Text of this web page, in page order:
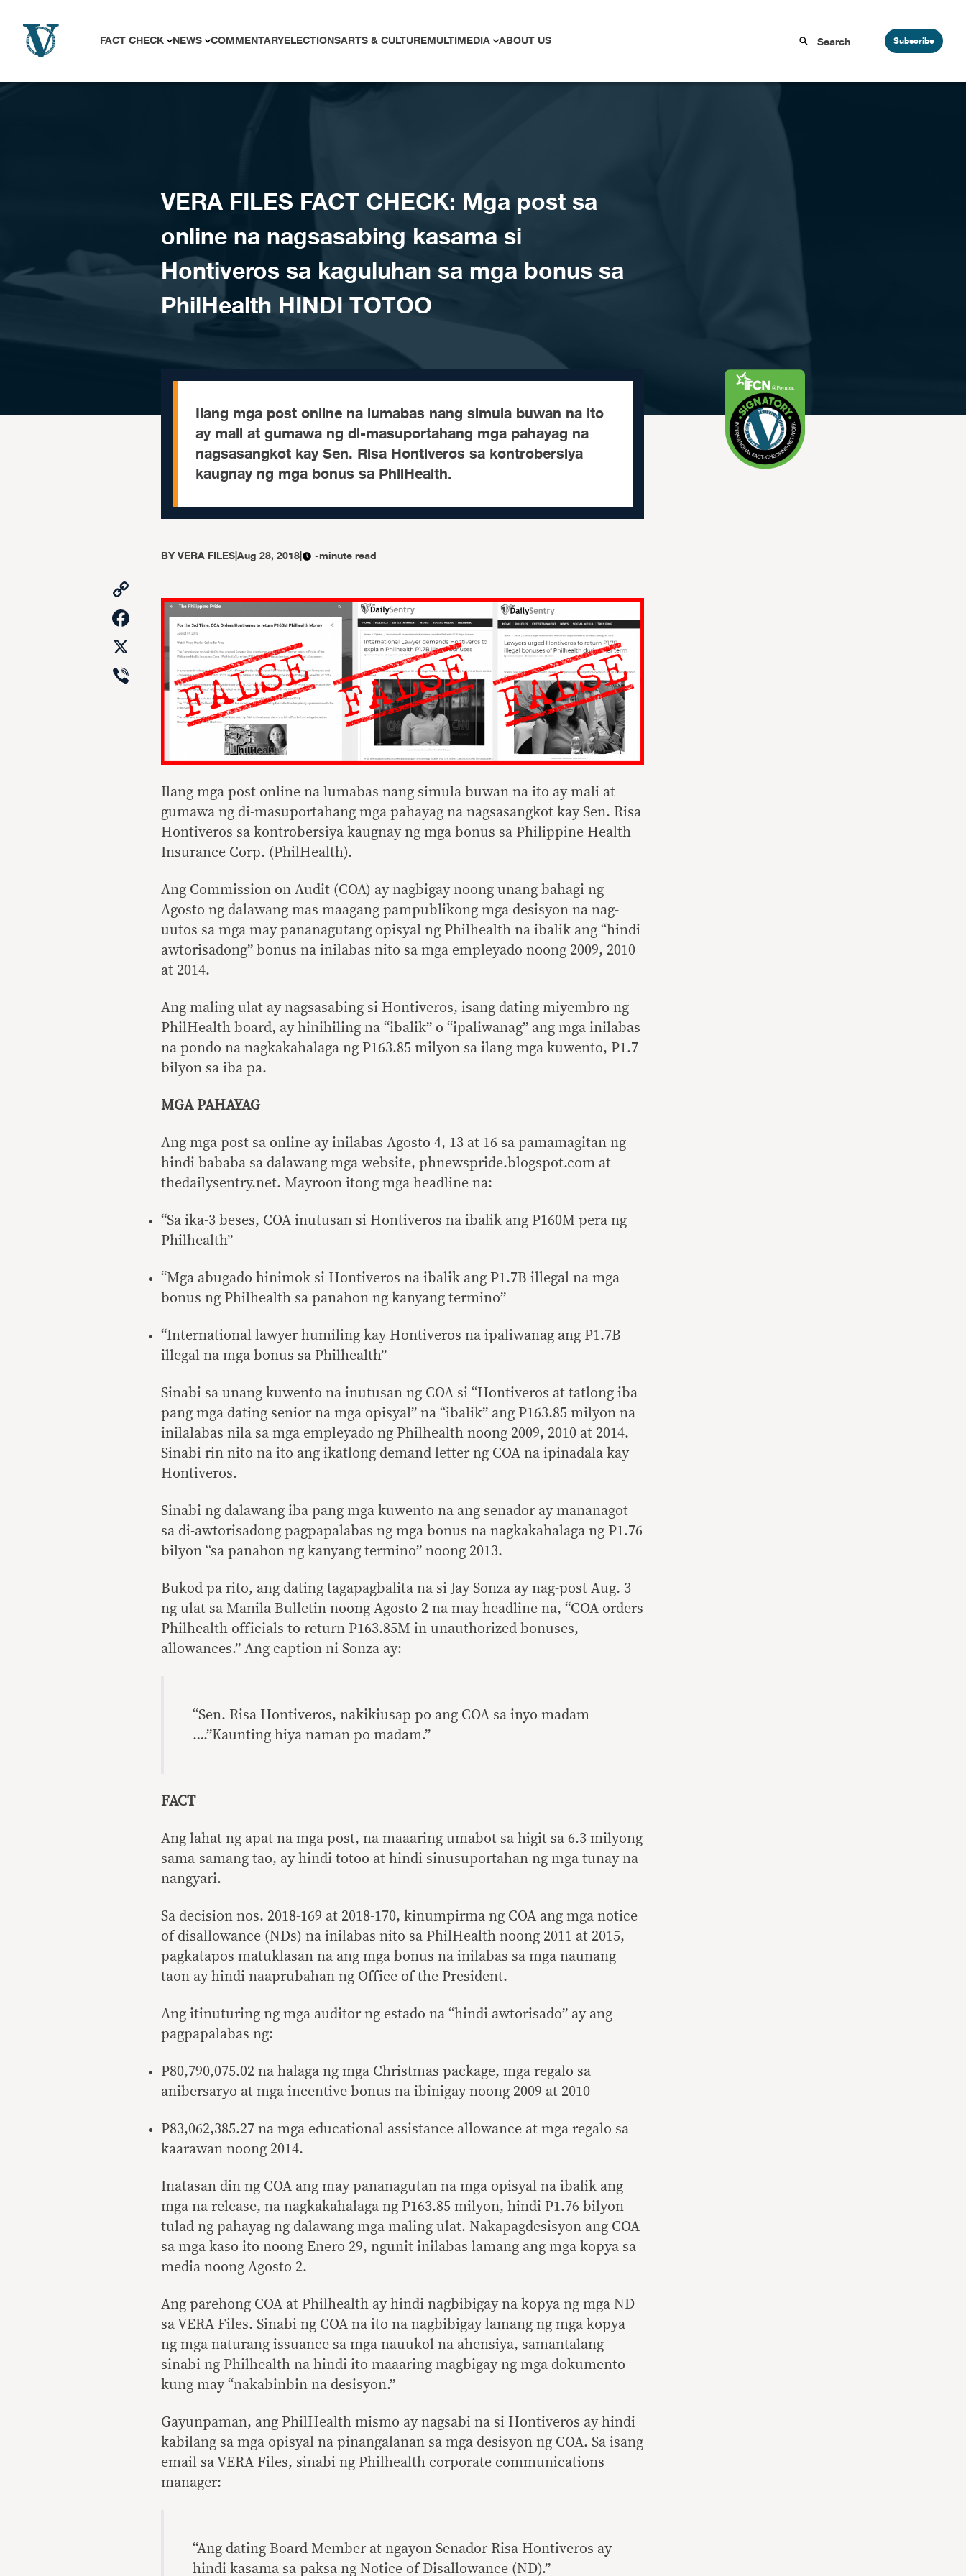
FACT CHECK NEWS COMMENTARYELECTIONSARTS & CULTUREMULTIMEDIA ABOUT US Subscribe
VERA FILES FACT CHECK: Mga post sa
online na nagsasabing kasama si
Hontiveros sa kaguluhan sa mga bonus sa
PhilHealth HINDI TOTOO
Ilang mga post online na lumabas nang simula buwan na ito
ay mali at gumawa ng di-masuportahang mga pahayag na
nagsasangkot kay Sen. Risa Hontiveros sa kontrobersiya
kaugnay ng mga bonus sa PhilHealth.
BYVERA FILES|Aug 28, 2018| -minute read
Link
Facebook
Viber
Ilang mga post online na lumabas nang simula buwan na ito ay mali at
gumawa ng di-masuportahang mga pahayag na nagsasangkot kay Sen. Risa
Hontiveros sa kontrobersiya kaugnay ng mga bonus sa Philippine Health
Insurance Corp. (PhilHealth).
Ang Commission on Audit (COA) ay nagbigay noong unang bahagi ng
Agosto ng dalawang mas maagang pampublikong mga desisyon na nag-
uutos sa mga may pananagutang opisyal ng Philhealth na ibalik ang “hindi
awtorisadong” bonus na inilabas nito sa mga empleyado noong 2009, 2010
at 2014.
Ang maling ulat ay nagsasabing si Hontiveros, isang dating miyembro ng
PhilHealth board, ay hinihiling na “ibalik” o “ipaliwanag” ang mga inilabas
na pondo na nagkakahalaga ng P163.85 milyon sa ilang mga kuwento, P1.7
bilyon sa iba pa.
MGA PAHAYAG
Ang mga post sa online ay inilabas Agosto 4, 13 at 16 sa pamamagitan ng
hindi bababa sa dalawang mga website, phnewspride.blogspot.com at
thedailysentry.net. Mayroon itong mga headline na:
“Sa ika-3 beses, COA inutusan si Hontiveros na ibalik ang P160M pera ng
Philhealth”
“Mga abugado hinimok si Hontiveros na ibalik ang P1.7B illegal na mga
bonus ng Philhealth sa panahon ng kanyang termino”
“International lawyer humiling kay Hontiveros na ipaliwanag ang P1.7B
illegal na mga bonus sa Philhealth”
Sinabi sa unang kuwento na inutusan ng COA si “Hontiveros at tatlong iba
pang mga dating senior na mga opisyal” na “ibalik” ang P163.85 milyon na
inilalabas nila sa mga empleyado ng Philhealth noong 2009, 2010 at 2014.
Sinabi rin nito na ito ang ikatlong demand letter ng COA na ipinadala kay
Hontiveros.
Sinabi ng dalawang iba pang mga kuwento na ang senador ay mananagot
sa di-awtorisadong pagpapalabas ng mga bonus na nagkakahalaga ng P1.76
bilyon “sa panahon ng kanyang termino” noong 2013.
Bukod pa rito, ang dating tagapagbalita na si Jay Sonza ay nag-post Aug. 3
ng ulat sa Manila Bulletin noong Agosto 2 na may headline na, “COA orders
Philhealth officials to return P163.85M in unauthorized bonuses,
allowances.” Ang caption ni Sonza ay:
“Sen. Risa Hontiveros, nakikiusap po ang COA sa inyo madam
….”Kaunting hiya naman po madam.”
FACT
Ang lahat ng apat na mga post, na maaaring umabot sa higit sa 6.3 milyong
sama-samang tao, ay hindi totoo at hindi sinusuportahan ng mga tunay na
nangyari.
Sa decision nos. 2018-169 at 2018-170, kinumpirma ng COA ang mga notice
of disallowance (NDs) na inilabas nito sa PhilHealth noong 2011 at 2015,
pagkatapos matuklasan na ang mga bonus na inilabas sa mga naunang
taon ay hindi naaprubahan ng Office of the President.
Ang itinuturing ng mga auditor ng estado na “hindi awtorisado” ay ang
pagpapalabas ng:
P80,790,075.02 na halaga ng mga Christmas package, mga regalo sa
anibersaryo at mga incentive bonus na ibinigay noong 2009 at 2010
P83,062,385.27 na mga educational assistance allowance at mga regalo sa
kaarawan noong 2014.
Inatasan din ng COA ang may pananagutan na mga opisyal na ibalik ang
mga na release, na nagkakahalaga ng P163.85 milyon, hindi P1.76 bilyon
tulad ng pahayag ng dalawang mga maling ulat. Nakapagdesisyon ang COA
sa mga kaso ito noong Enero 29, ngunit inilabas lamang ang mga kopya sa
media noong Agosto 2.
Ang parehong COA at Philhealth ay hindi nagbibigay na kopya ng mga ND
sa VERA Files. Sinabi ng COA na ito na nagbibigay lamang ng mga kopya
ng mga naturang issuance sa mga nauukol na ahensiya, samantalang
sinabi ng Philhealth na hindi ito maaaring magbigay ng mga dokumento
kung may “nakabinbin na desisyon.”
Gayunpaman, ang PhilHealth mismo ay nagsabi na si Hontiveros ay hindi
kabilang sa mga opisyal na pinangalanan sa mga desisyon ng COA. Sa isang
email sa VERA Files, sinabi ng Philhealth corporate communications
manager:
“Ang dating Board Member at ngayon Senador Risa Hontiveros ay
hindi kasama sa paksa ng Notice of Disallowance (ND).”